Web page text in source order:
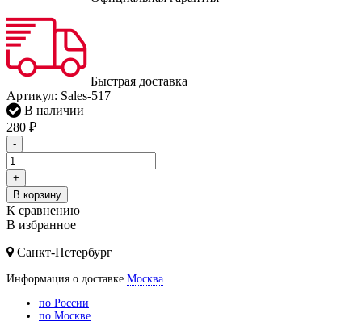
Быстрая доставка
Артикул: Sales-517
В наличии
280 ₽
-
+
В корзину
К сравнению
В избранное
Санкт-Петербург
Информация о доставке Москва
по России
по Москве